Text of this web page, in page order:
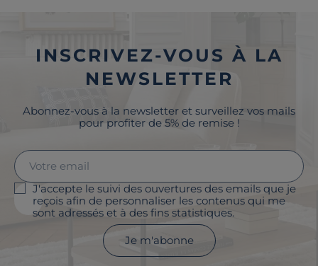
INSCRIVEZ-VOUS À LA
NEWSLETTER
Abonnez-vous à la newsletter et surveillez vos mails
pour profiter de 5% de remise !
J'accepte le suivi des ouvertures des emails que je
reçois afin de personnaliser les contenus qui me
sont adressés et à des fins statistiques.
Je m'abonne